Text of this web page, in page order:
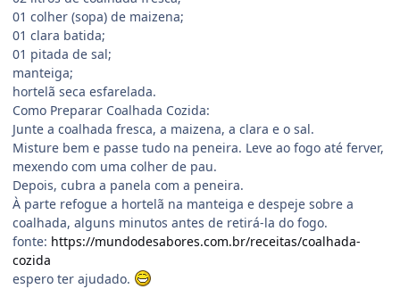
01 colher (sopa) de maizena;
01 clara batida;
01 pitada de sal;
manteiga;
hortelã seca esfarelada.
Como Preparar Coalhada Cozida:
Junte a coalhada fresca, a maizena, a clara e o sal.
Misture bem e passe tudo na peneira. Leve ao fogo até ferver,
mexendo com uma colher de pau.
Depois, cubra a panela com a peneira.
À parte refogue a hortelã na manteiga e despeje sobre a
coalhada, alguns minutos antes de retirá-la do fogo.
fonte: https://mundodesabores.com.br/receitas/coalhada-
cozida
espero ter ajudado.